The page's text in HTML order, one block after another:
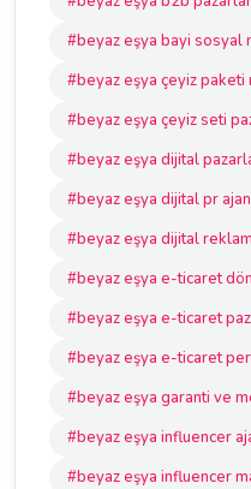
#beyaz eşya bayi sosyal
#beyaz eşya çeyiz paketi
#beyaz eşya çeyiz seti
#beyaz eşya dijital
#beyaz eşya dijital pr
#beyaz eşya dijital
#beyaz eşya e-ticaret
#beyaz eşya e-ticaret
#beyaz eşya e-ticaret
#beyaz eşya garanti ve
#beyaz eşya influencer
#beyaz eşya influencer